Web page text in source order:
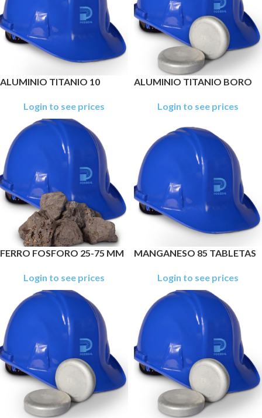
ALUMINIO TITANIO 10
Login to see prices
ALUMINIO TITANIO BORO
Login to see prices
FERRO FOSFORO 25-75 MM
Login to see prices
MANGANESO 85 TABLETAS
Login to see prices